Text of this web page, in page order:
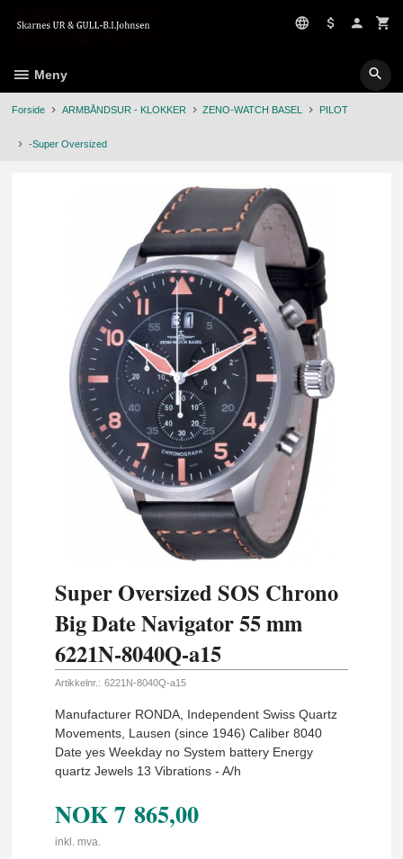
Meny
Forside ARMBÅNDSUR - KLOKKER ZENO-WATCH BASEL PILOT
-Super Oversized
Super Oversized SOS Chrono
Big Date Navigator 55 mm
6221N-8040Q-a15
Artikkelnr.: 6221N-8040Q-a15
Manufacturer RONDA, Independent Swiss Quartz
Movements, Lausen (since 1946) Caliber 8040
Date yes Weekday no System battery Energy
quartz Jewels 13 Vibrations - A/h
NOK7 865,00
inkl. mva.